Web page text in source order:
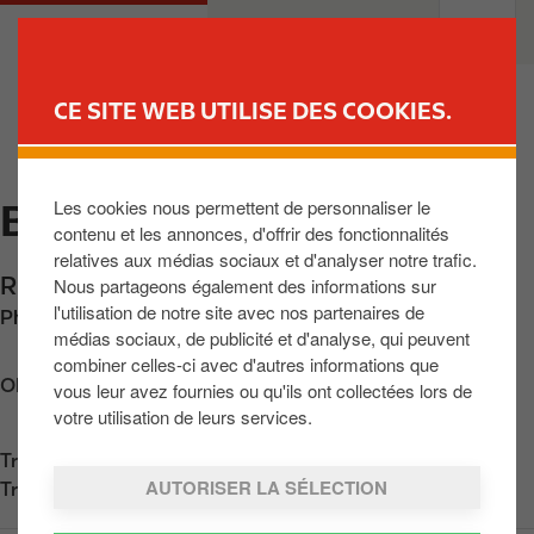
CE SITE WEB UTILISE DES COOKIES.
Les cookies nous permettent de personnaliser le
contenu et les annonces, d'offrir des fonctionnalités
relatives aux médias sociaux et d'analyser notre trafic.
Nous partageons également des informations sur
l'utilisation de notre site avec nos partenaires de
médias sociaux, de publicité et d'analyse, qui peuvent
combiner celles-ci avec d'autres informations que
vous leur avez fournies ou qu'ils ont collectées lors de
votre utilisation de leurs services.
AUTORISER LA SÉLECTION
c
o
n
t
e
u
n
M
a
TROUVER UNE STATION
BEAURAING
Rue de Dinant 126,Beauraing,BE-5570
Phone: +3282711167
Obtenir l'itinéraire
Trouvez nous sur
Trouvez nous surGoogle Play